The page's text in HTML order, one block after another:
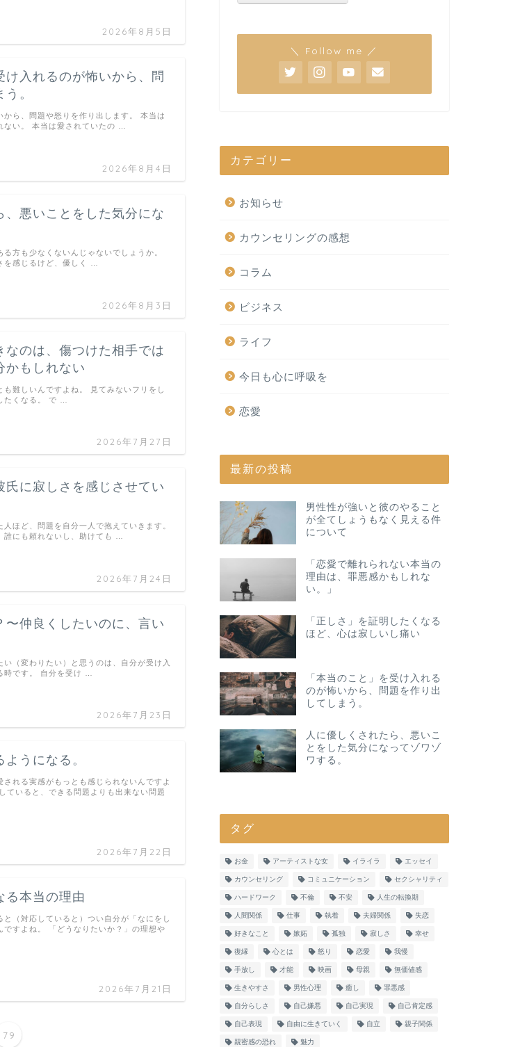
2026年8月5日
け入れるのが怖いから、問
。
2026年8月4日
から、問題や怒りを作り出します。 本当は
ない。 本当は愛されていたの …
、悪いことをした気分にな
2026年8月3日
方も少なくないんじゃないでしょうか。
を感じるけど、優しく …
なのは、傷つけた相手では
かもしれない
2026年7月27日
難しいんですよね。 見てみないフリをし
たくなる。 で …
氏に寂しさを感じさせてい
2026年7月24日
ほど、問題を自分一人で抱えていきます。
誰にも頼れないし、助けても …
〜仲良くしたいのに、言い
2026年7月23日
い（変わりたい）と思うのは、自分が受け入
時です。 自分を受け …
うになる。
2026年7月22日
れる実感がもっとも感じられないんですよ
ていると、できる問題よりも出来ない問題
る本当の理由
2026年7月21日
（対応していると）つい自分が「なにをし
ですよね。 「どうなりたいか？」の理想や
79
＼ Follow me ／
カテゴリー
お知らせ
カウンセリングの感想
コラム
ビジネス
ライフ
今日も心に呼吸を
恋愛
最新の投稿
男性性が強いと彼のやること
が全てしょうもなく見える件
について
「恋愛で離れられない本当の
理由は、罪悪感かもしれな
い。」
「正しさ」を証明したくなる
ほど、心は寂しいし痛い
「本当のこと」を受け入れる
のが怖いから、問題を作り出
してしまう。
人に優しくされたら、悪いこ
とをした気分になってゾワゾ
ワする。
タグ
お金 アーティストな女 イライラ エッセイ
カウンセリング コミュニケーション セクシャリティ
ハードワーク 不倫 不安 人生の転換期
人間関係 仕事 執着 夫婦関係 失恋
好きなこと 嫉妬 孤独 寂しさ 幸せ
復縁 心とは 怒り 恋愛 我慢
手放し 才能 映画 母親 無価値感
生きやすさ 男性心理 癒し 罪悪感
自分らしさ 自己嫌悪 自己実現 自己肯定感
自己表現 自由に生きていく 自立 親子関係
親密感の恐れ 魅力